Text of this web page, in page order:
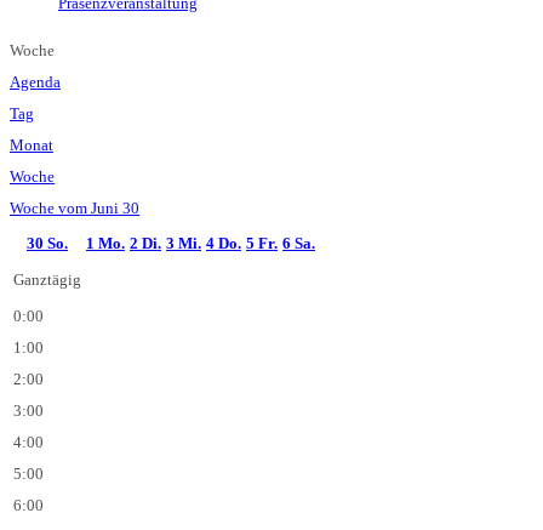
Woche
Agenda
Tag
Monat
Woche
Woche vom Juni 30
30 So. 1 Mo. 2 Di. 3 Mi. 4 Do. 5 Fr. 6 Sa.
Ganztägig
0:00
1:00
2:00
3:00
4:00
5:00
6:00